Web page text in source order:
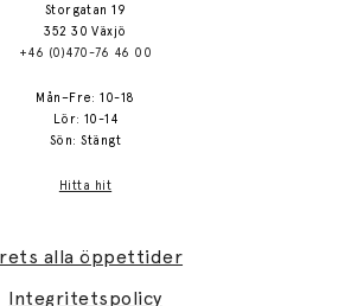
Storgatan 19
352 30 Växjö
+46 (0)470-76 46 00
Mån–Fre: 10-18
Lör: 10-14
Sön: Stängt
Hitta hit
alla öppettider
Integritetspolicy